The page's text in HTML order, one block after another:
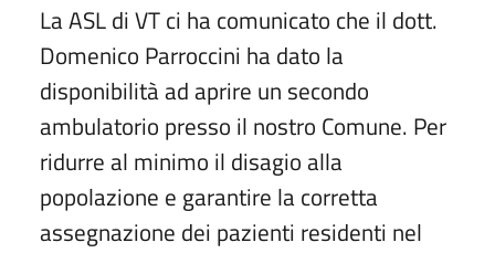
La ASL di VT ci ha comunicato che il dott.
Domenico Parroccini ha dato la
disponibilità ad aprire un secondo
ambulatorio presso il nostro Comune. Per
ridurre al minimo il disagio alla
popolazione e garantire la corretta
assegnazione dei pazienti residenti nel